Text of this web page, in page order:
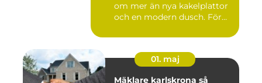
om mer än nya kakelplattor
och en modern dusch. För
01. maj
Mäklare karlskrona så